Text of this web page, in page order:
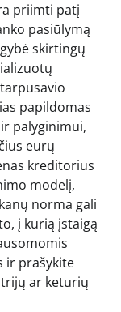
priimti patį
pasiūlymą
skirtingų
papildomas
palyginimui,
eurų
kreditorius
modelį,
norma gali
į kurią įstaigą
ir prašykite
ar keturių